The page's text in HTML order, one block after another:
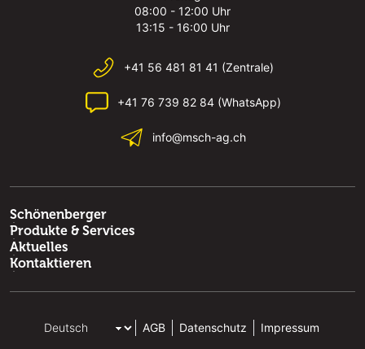
08:00 - 12:00 Uhr
13:15 - 16:00 Uhr
+41 56 481 81 41 (Zentrale)
+41 76 739 82 84 (WhatsApp)
info@msch-ag.ch
Schönenberger
Produkte & Services
Aktuelles
Kontaktieren
AGB Datenschutz Impressum